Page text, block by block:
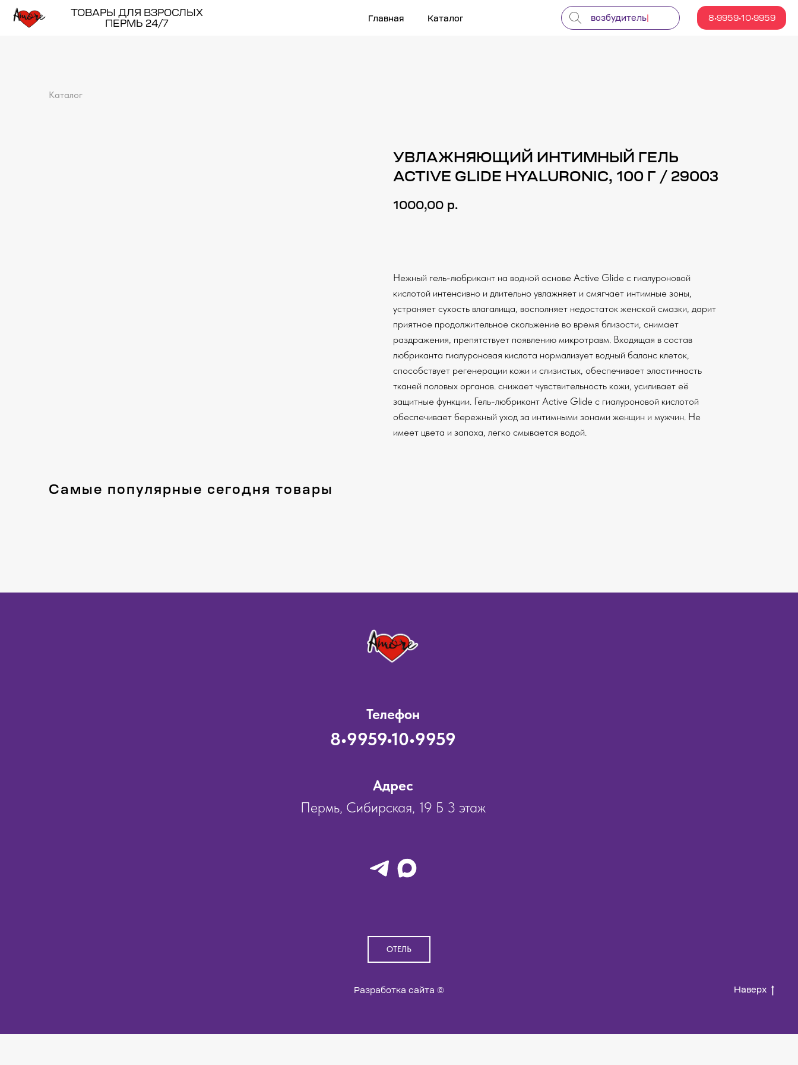
Каталог 8•9959•10•9959
ТОВАРЫ ДЛЯ ВЗРОСЛЫХ
ПЕРМЬ 24/7
возбу|
Главная
Каталог
УВЛАЖНЯЮЩИЙ ИНТИМНЫЙ ГЕЛЬ
ACTIVE GLIDE HYALURONIC, 100 Г / 29003
1000,00 р.
Нежный гель-любрикант на водной основе Active Glide с гиалуроновой
кислотой интенсивно и длительно увлажняет и смягчает интимные зоны,
устраняет сухость влагалища, восполняет недостаток женской смазки, дарит
приятное продолжительное скольжение во время близости, снимает
раздражения, препятствует появлению микротравм. Входящая в состав
любриканта гиалуроновая кислота нормализует водный баланс клеток,
способствует регенерации кожи и слизистых, обеспечивает эластичность
тканей половых органов. снижает чувствительность кожи, усиливает её
защитные функции. Гель-любрикант Active Glide с гиалуроновой кислотой
обеспечивает бережный уход за интимными зонами женщин и мужчин. Не
имеет цвета и запаха, легко смывается водой.
Самые популярные сегодня товары
Телефон
8•9959•10•9959
Адрес
Пермь, Сибирская, 19 Б 3 этаж
ОТЕЛЬ
Разработка сайта © Наверх